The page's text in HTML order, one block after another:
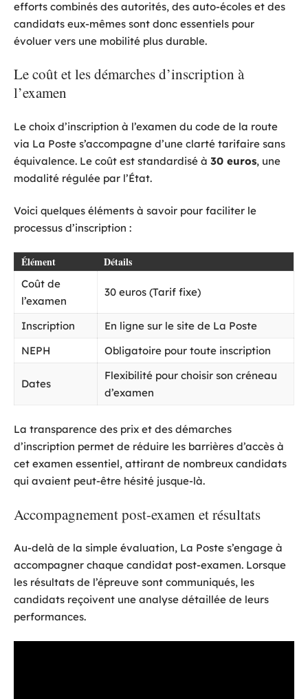
efforts combinés des autorités, des auto-écoles et des
candidats eux-mêmes sont donc essentiels pour
évoluer vers une mobilité plus durable.
Le coût et les démarches d’inscription à
l’examen
Le choix d’inscription à l’examen du code de la route
via La Poste s’accompagne d’une clarté tarifaire sans
équivalence. Le coût est standardisé à 30 euros, une
modalité régulée par l’État.
Voici quelques éléments à savoir pour faciliter le
processus d’inscription :
Élément Détails
Coût de
l’examen
30 euros (Tarif fixe)
Inscription
En ligne sur le site de La Poste
NEPH
Obligatoire pour toute inscription
Dates
Flexibilité pour choisir son créneau
d’examen
La transparence des prix et des démarches
d’inscription permet de réduire les barrières d’accès à
cet examen essentiel, attirant de nombreux candidats
qui avaient peut-être hésité jusque-là.
Accompagnement post-examen et résultats
Au-delà de la simple évaluation, La Poste s’engage à
accompagner chaque candidat post-examen. Lorsque
les résultats de l’épreuve sont communiqués, les
candidats reçoivent une analyse détaillée de leurs
performances.